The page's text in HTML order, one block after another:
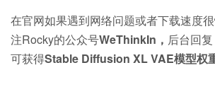
在官网如果遇到网络问题或者下载速度
注Rocky的公众号WeThinkIn， 后台回复
可获得Stable Diffusion XL VAE模型权